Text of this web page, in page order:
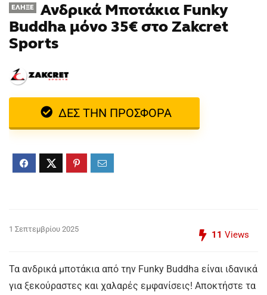
ΈΛΗΞΕ
Ανδρικά Μποτάκια Funky
Buddha μόνο 35€ στο Zakcret
Sports
ΔΕΣ ΤΗΝ ΠΡΟΣΦΟΡΑ
1 Σεπτεμβρίου 2025
11 Views
Τα ανδρικά μποτάκια από την Funky Buddha είναι ιδανικά
για ξεκούραστες και χαλαρές εμφανίσεις! Αποκτήστε τα